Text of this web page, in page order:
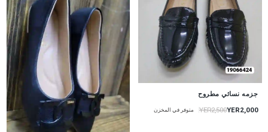
جزمه نسائي مطروح
YER2,000
YER2,500 متوفر في المخزن